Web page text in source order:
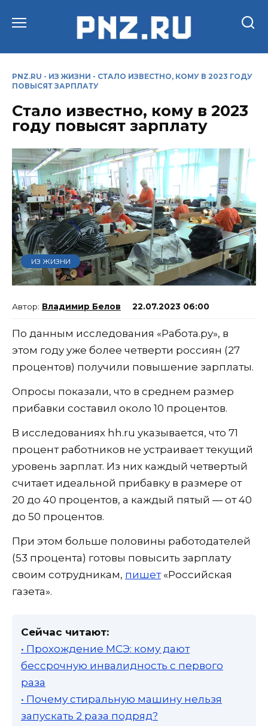
PNZ.RU - ИЗ ЖИЗНИ - СТАЛО ИЗВЕСТНО, КОМУ В 2023 ГОДУ
ПОВЫСЯТ ЗАРПЛАТУ
Стало известно, кому в 2023
году повысят зарплату
ИЗ ЖИЗНИ
Владимир Белов 22.07.2023 06:00
По данным исследования «Работа.ру», в
этом году уже более четверти россиян (27
процентов) получили повышение зарплаты.
Опросы показали, что в среднем размер
прибавки составил около 10 процентов.
В исследованиях hh.ru указывается, что 71
процент работников не устраивает текущий
уровень зарплат. Из них каждый четвертый
считает идеальной прибавку в размере от
20 до 40 процентов, а каждый пятый — от 40
до 50 процентов.
При этом больше половины работодателей
(53 процента) готовы повысить зарплату
своим сотрудникам, пишет«Российская
газета».
Сейчас читают:
• Прохождение МСЭ: кому дают
бессрочную инвалидность с первого
раза
• Почему стиральную машину нельзя
запускать 2 раза подряд?